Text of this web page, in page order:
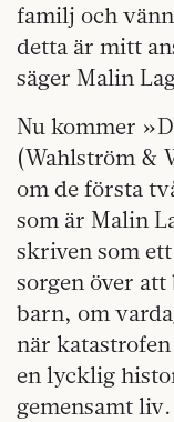
familj och
detta är mitt
säger Malin
Nu kommer
(Wahlström &
om de första
som är Malin
skriven som
sorgen över
barn, om
när
en lycklig
gemensamt liv.